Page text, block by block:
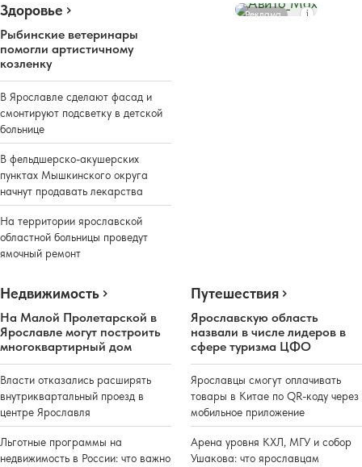
Здоровье
Рыбинские ветеринары
помогли артистичному
козленку
В Ярославле сделают фасад и
смонтируют подсветку в детской
больнице
В фельдшерско-акушерских
пунктах Мышкинского округа
начнут продавать лекарства
На территории ярославской
областной больницы проведут
ямочный ремонт
Реклама
Недвижимость
На Малой Пролетарской в
Ярославле могут построить
многоквартирный дом
Власти отказались расширять
внутриквартальный проезд в
центре Ярославля
Льготные программы на
недвижимость в России: что важно
Путешествия
Ярославскую область
назвали в числе лидеров в
сфере туризма ЦФО
Ярославцы смогут оплачивать
товары в Китае по QR-коду через
мобильное приложение
Арена уровня КХЛ, МГУ и собор
Ушакова: что ярославцам